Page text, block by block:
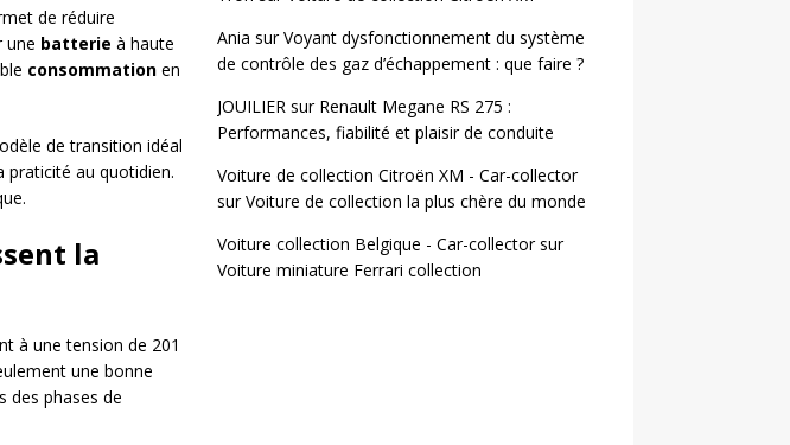
de réduire
une batterie à haute
consommation en
de transition idéal
praticité au quotidien.
la
à une tension de 201
une bonne
des phases de
Ania surVoyant dysfonctionnement du système
de contrôle des gaz d’échappement : que faire ?
JOUILIERsur Renault Megane RS 275 :
Performances, fiabilité et plaisir de conduite
Voiture de collection Citroën XM - Car-collector
surVoiture de collection la plus chère du monde
Voiture collection Belgique - Car-collectorsur
Voiture miniature Ferrari collection